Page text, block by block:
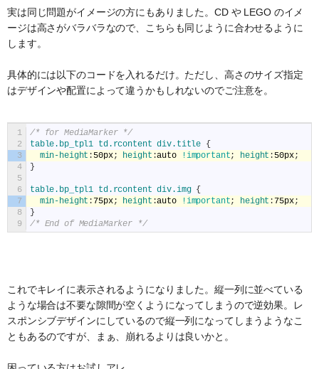
実は同じ問題がイメージの方にもありました。CD や LEGO のイメ
ージは高さがバラバラなので、こちらも同じように合わせるように
します。
具体的には以下のコードを入れるだけ。ただし、高さのサイズ指定
はデザインや配置によって違うかもしれないのでご注意を。
1
2
3
4
5
6
7
8
9
/* for MediaMarker */
table.bp_tpl1 td.rcontent div.title {
min-height : 50px; height :auto !important; height : 50px;
}
table.bp_tpl1 td.rcontent div.img {
min-height : 75px; height :auto !important; height : 75px;
}
/* End of MediaMarker */
これでキレイに表示されるようになりました。縦一列に並べている
ような場合は不要な隙間が空くようになってしまうので逆効果。レ
スポンシブデザインにしているので縦一列になってしまうようなこ
ともあるのですが、まぁ、崩れるよりは良いかと。